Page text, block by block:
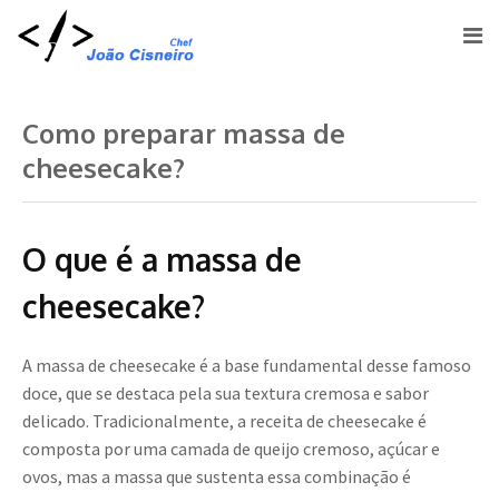
Como preparar massa de
cheesecake?
O que é a massa de
cheesecake?
A massa de cheesecake é a base fundamental desse famoso
doce, que se destaca pela sua textura cremosa e sabor
delicado. Tradicionalmente, a receita de cheesecake é
composta por uma camada de queijo cremoso, açúcar e
ovos, mas a massa que sustenta essa combinação é